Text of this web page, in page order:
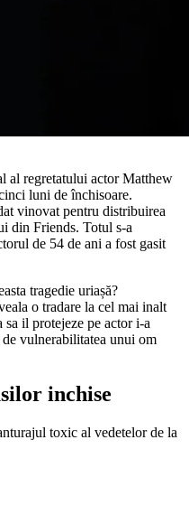
al regretatului actor Matthew
luni de închisoare.
vinovat pentru distribuirea
din Friends. Totul s-a
de 54 de ani a fost gasit
tragedie uriașă?
o tradare la cel mai inalt
il protejeze pe actor i-a
vulnerabilitatea unui om
inchise
toxic al vedetelor de la